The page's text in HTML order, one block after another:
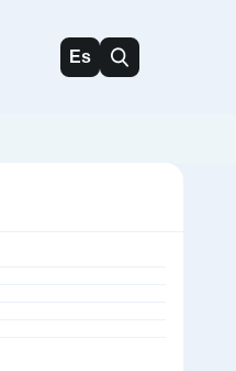
Es